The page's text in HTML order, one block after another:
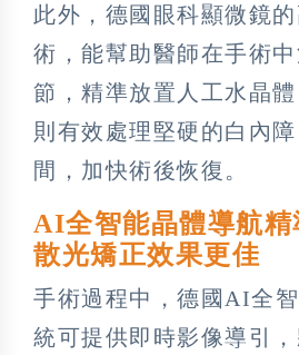
此外，德國眼科顯微鏡
術，能幫助醫師在手術
節，精準放置人工水晶
則有效處理堅硬的白內
間，加快術後恢復。
AI全智能晶體導航
散光矯正效果更佳
手術過程中，德國AI全
統可提供即時影像導引